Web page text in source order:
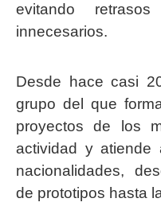
evitando
innecesarios.
Desde hace casi
grupo del que
proyectos de los
actividad y
nacionalidades,
de prototipos hasta